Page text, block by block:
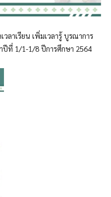
ลาเรียน เพิ่มเวลารู้ บูรณาการ
ที่ 1/1-1/8 ปีการศึกษา 2564